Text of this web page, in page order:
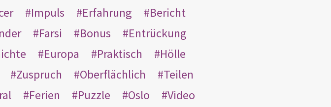
Impuls Erfahrung
Bericht
Farsi Bonus
Entrückung
Europa Praktisch
Hölle
Zuspruch Oberflächlich
Teilen
Ferien Puzzle Oslo
Video